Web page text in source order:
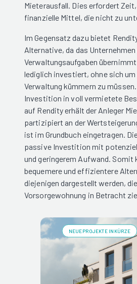
Mieterausfall. Dies erfordert
finanzielle Mittel, die nicht zu
Im Gegensatz dazu bietet
Alternative, da das Unternehmen
Verwaltungsaufgaben
lediglich investiert, ohne sich
Verwaltung kümmern zu
Investition in voll vermietete
auf Rendity erhält der Anleger
partizipiert an der
ist im Grundbuch eingetragen.
passive Investition mit
und geringerem Aufwand. Somit
bequemere und effizientere
diejenigen dargestellt werden,
Vorsorgewohnung in Betracht
NEUE PROJEKTE IN KÜRZE